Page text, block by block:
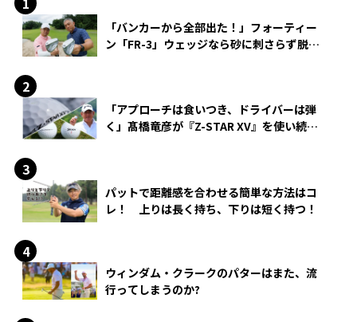
「バンカーから全部出た！」フォーティー
ン「FR-3」ウェッジなら砂に刺さらず脱出
「アプローチは食いつき、ドライバーは弾
く」髙橋竜彦が『Z-STAR XV』を使い続け
パットで距離感を合わせる簡単な方法はコ
レ！ 上りは長く持ち、下りは短く持つ！
ウィンダム・クラークのパターはまた、流
行ってしまうのか?